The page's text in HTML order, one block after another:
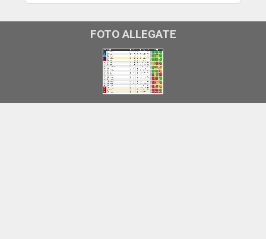
FOTO ALLEGATE